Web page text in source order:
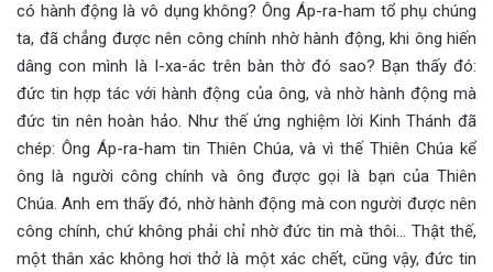
có hành động là vô dụng không? Ông Áp-ra-ham tổ phụ chúng
ta, đã chẳng được nên công chính nhờ hành động, khi ông hiến
dâng con mình là I-xa-ác trên bàn thờ đó sao? Bạn thấy đó:
đức tin hợp tác với hành động của ông, và nhờ hành động mà
đức tin nên hoàn hảo. Như thế ứng nghiệm lời Kinh Thánh đã
chép: Ông Áp-ra-ham tin Thiên Chúa, và vì thế Thiên Chúa kể
ông là người công chính và ông được gọi là bạn của Thiên
Chúa. Anh em thấy đó, nhờ hành động mà con người được nên
công chính, chứ không phải chỉ nhờ đức tin mà thôi… Thật thế,
một thân xác không hơi thở là một xác chết, cũng vậy, đức tin